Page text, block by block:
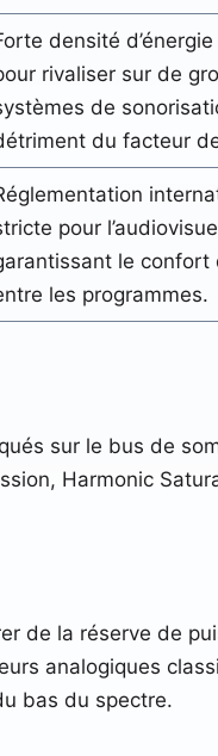
densité
rivaliser sur de
de
du facteur
pour
le confort
les programmes.
sur le bus de
Harmonic
de la réserve de
analogiques
bas du spectre.